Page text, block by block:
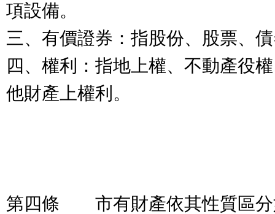
項設備。
三、有價證券：指股份、股票、
四、權利：指地上權、不動產役
他財產上權利。
第四條 市有財產依其性質區分